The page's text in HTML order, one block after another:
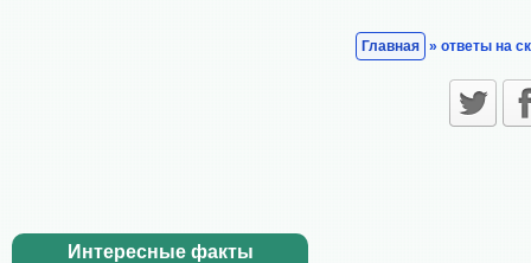
Интересные факты
Главная » ответы на